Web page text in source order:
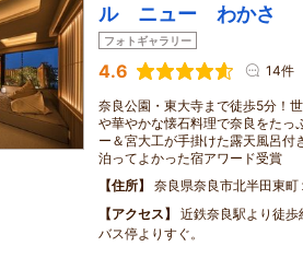
ル ニュー わかさ
フォトギャラリー
4.6 14件
奈良公園・東大寺まで徒歩5分！
や華やかな懐石料理で奈良をたっ
ー＆宮大工が手掛けた露天風呂付
泊ってよかった宿アワード受賞
住所
奈良県奈良市北半田東町
アクセス
近鉄奈良駅より徒
バス停よりすぐ。